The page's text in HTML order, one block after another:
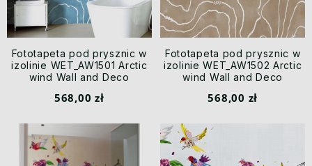
Fototapeta pod prysznic w
izolinie WET_AW1501 Arctic
wind Wall and Deco
568,00 zł
Fototapeta pod prysznic w
izolinie WET_AW1502 Arctic
wind Wall and Deco
568,00 zł